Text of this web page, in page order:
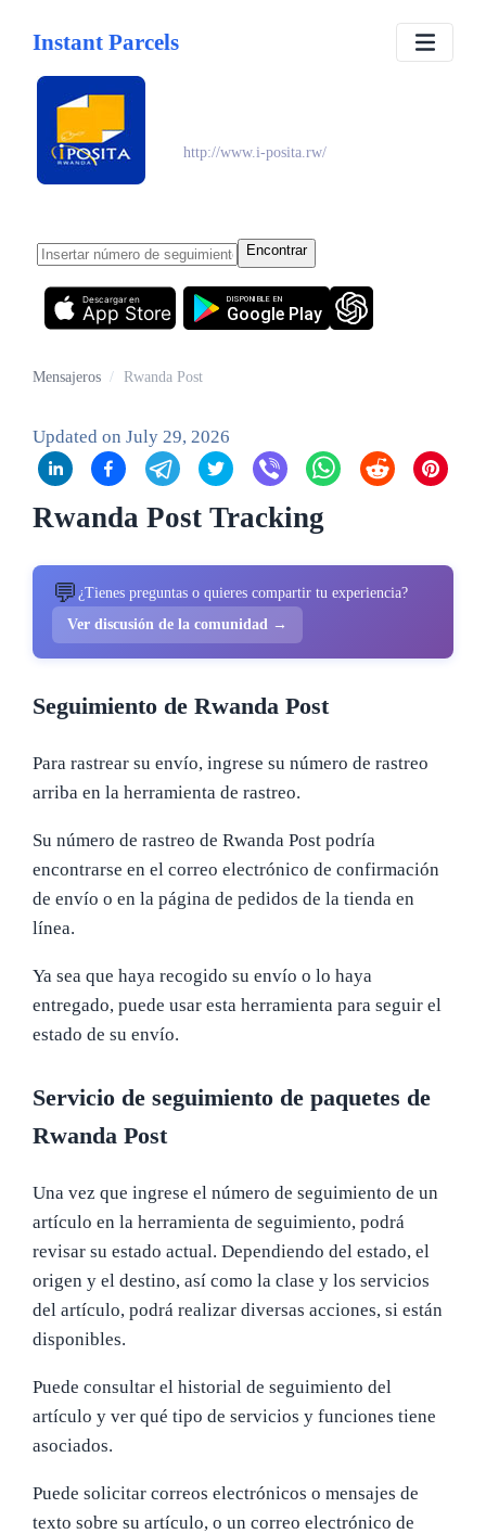
Instant Parcels
http://www.i-posita.rw/
Encontrar
App Store
Descargar en
Google Play
DISPONIBLE EN
Mensajeros / Rwanda Post
Updated on July 29, 2026
Rwanda Post Tracking
💬 ¿Tienes preguntas o quieres compartir tu experiencia?
Ver discusión de la comunidad →
Seguimiento de Rwanda Post
Para rastrear su envío, ingrese su número de rastreo
arriba en la herramienta de rastreo.
Su número de rastreo de Rwanda Post podría
encontrarse en el correo electrónico de confirmación
de envío o en la página de pedidos de la tienda en
línea.
Ya sea que haya recogido su envío o lo haya
entregado, puede usar esta herramienta para seguir el
estado de su envío.
Servicio de seguimiento de paquetes de
Rwanda Post
Una vez que ingrese el número de seguimiento de un
artículo en la herramienta de seguimiento, podrá
revisar su estado actual. Dependiendo del estado, el
origen y el destino, así como la clase y los servicios
del artículo, podrá realizar diversas acciones, si están
disponibles.
Puede consultar el historial de seguimiento del
artículo y ver qué tipo de servicios y funciones tiene
asociados.
Puede solicitar correos electrónicos o mensajes de
texto sobre su artículo, o un correo electrónico de